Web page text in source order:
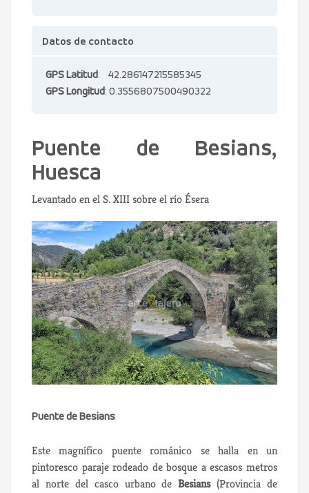
Datos de contacto
GPS Latitud: 42.286147215585345
GPS Longitud: 0.3556807500490322
Puente de Besians,
Huesca
Levantado en el S. XIII sobre el río Ésera
Puente de Besians
Este magnífico puente románico se halla en un
pintoresco paraje rodeado de bosque a escasos metros
al norte del casco urbano deBesians(Provincia de